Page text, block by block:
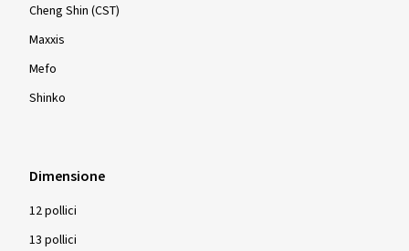
Cheng Shin (CST)
Maxxis
Mefo
Shinko
Dimensione
12 pollici
13 pollici